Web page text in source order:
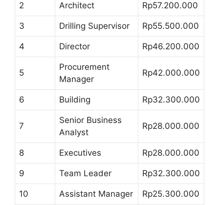
2 Architect Rp57.200.000
3 Drilling Supervisor Rp55.500.000
4 Director Rp46.200.000
5
Procurement
Manager
Rp42.000.000
6 Building Rp32.300.000
7
Senior Business
Analyst
Rp28.000.000
8 Executives Rp28.000.000
9 Team Leader Rp32.300.000
10 Assistant Manager Rp25.300.000